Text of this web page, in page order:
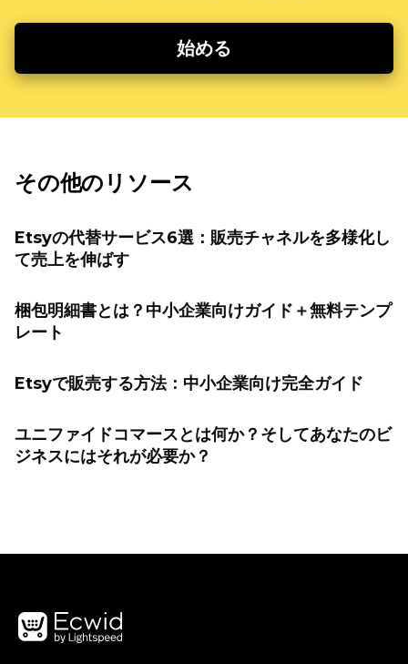
始める
その他のリソース
Etsyの代替サービス6選：販売チャネルを多様化し
て売上を伸ばす
梱包明細書とは？中小企業向けガイド＋無料テンプ
レート
Etsyで販売する方法：中小企業向け完全ガイド
ユニファイドコマースとは何か？そしてあなたのビ
ジネスにはそれが必要か？